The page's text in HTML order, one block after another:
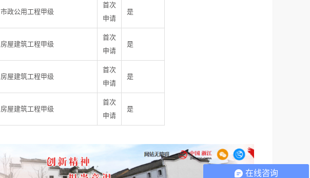
市政公用工程甲级
首次
申请
是
房屋建筑工程甲级
首次
申请
是
房屋建筑工程甲级
首次
申请
是
房屋建筑工程甲级
首次
申请
是
在线咨询